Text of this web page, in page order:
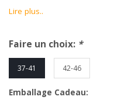
Lire plus..
Faire un choix: *
37-41 42-46
Emballage Cadeau: